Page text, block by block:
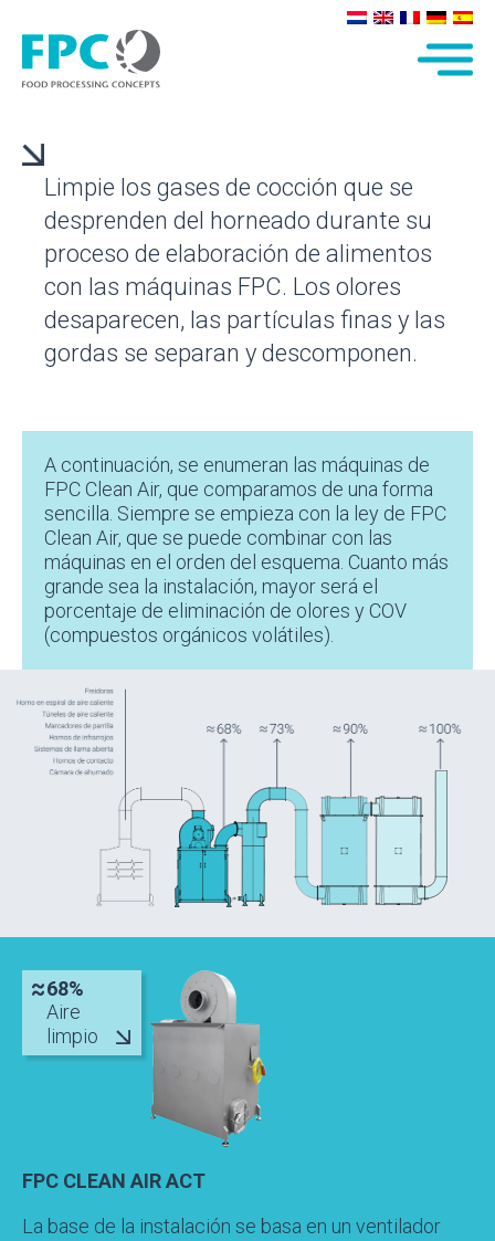
Limpie los gases de cocción que se
desprenden del horneado durante su
proceso de elaboración de alimentos
con las máquinas FPC. Los olores
desaparecen, las partículas finas y las
gordas se separan y descomponen.
A continuación, se enumeran las máquinas de
FPC Clean Air, que comparamos de una forma
sencilla. Siempre se empieza con la ley de FPC
Clean Air, que se puede combinar con las
máquinas en el orden del esquema. Cuanto más
grande sea la instalación, mayor será el
porcentaje de eliminación de olores y COV
(compuestos orgánicos volátiles).
68%
Aire
limpio
FPC CLEAN AIR ACT
La base de la instalación se basa en un ventilador